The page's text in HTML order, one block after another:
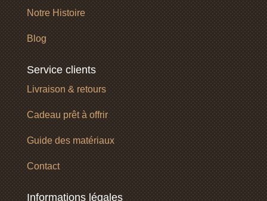
Notre Histoire
Blog
Service clients
Livraison & retours
Cadeau prêt à offrir
Guide des matériaux
Contact
Informations légales